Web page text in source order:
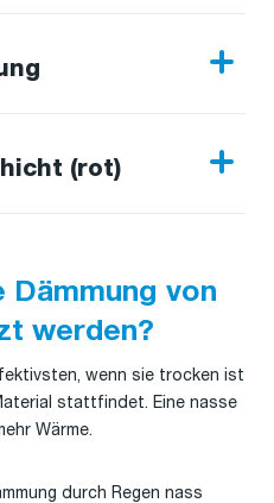
Witterungseinflüssen
Sonneneinstrahlung. Sie
Insekten.
(d. h. die Übertragung von
Objekten mit
(rot)
durch die Struktur
Dämmung von
werden?
wenn sie trocken ist
stattfindet. Eine nasse
Wärme.
durch Regen nass